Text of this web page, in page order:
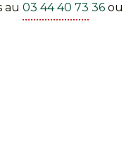
au 03 44 40 73 36 ou